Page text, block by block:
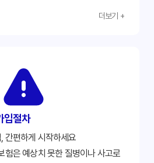
인 혜택을 적극적으로 활용하여 보
바로 실비보험다이
게 맞는 보험을 찾아보세요!
더보기 +
입절차
간편하게 시작하세요
험은 예상치 못한 질병이나 사고로